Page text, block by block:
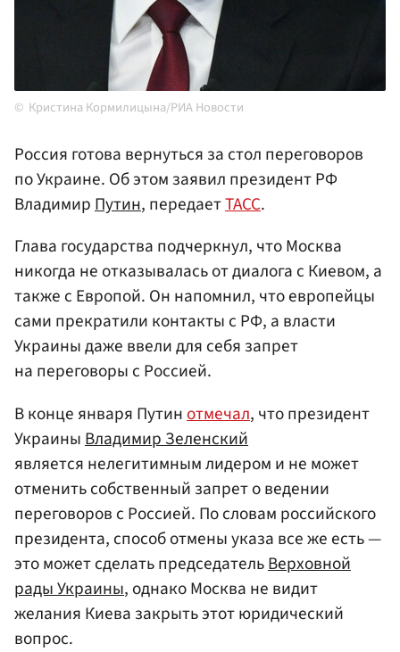
Кристина Кормилицына/РИА Новости
Россия готова вернуться за стол переговоров
по Украине. Об этом заявил президент РФ
ВладимирПутин, передаетТАСС.
Глава государства подчеркнул, что Москва
никогда не отказывалась от диалога с Киевом, а
также с Европой. Он напомнил, что европейцы
сами прекратили контакты с РФ, а власти
Украины даже ввели для себя запрет
на переговоры с Россией.
В конце января Путин отмечал, что президент
Украины Владимир Зеленский
является нелегитимным лидером и не может
отменить собственный запрет о ведении
переговоров с Россией. По словам российского
президента, способ отмены указа все же есть —
это может сделать председательВерховной
рады Украины, однако Москва не видит
желания Киева закрыть этот юридический
вопрос.